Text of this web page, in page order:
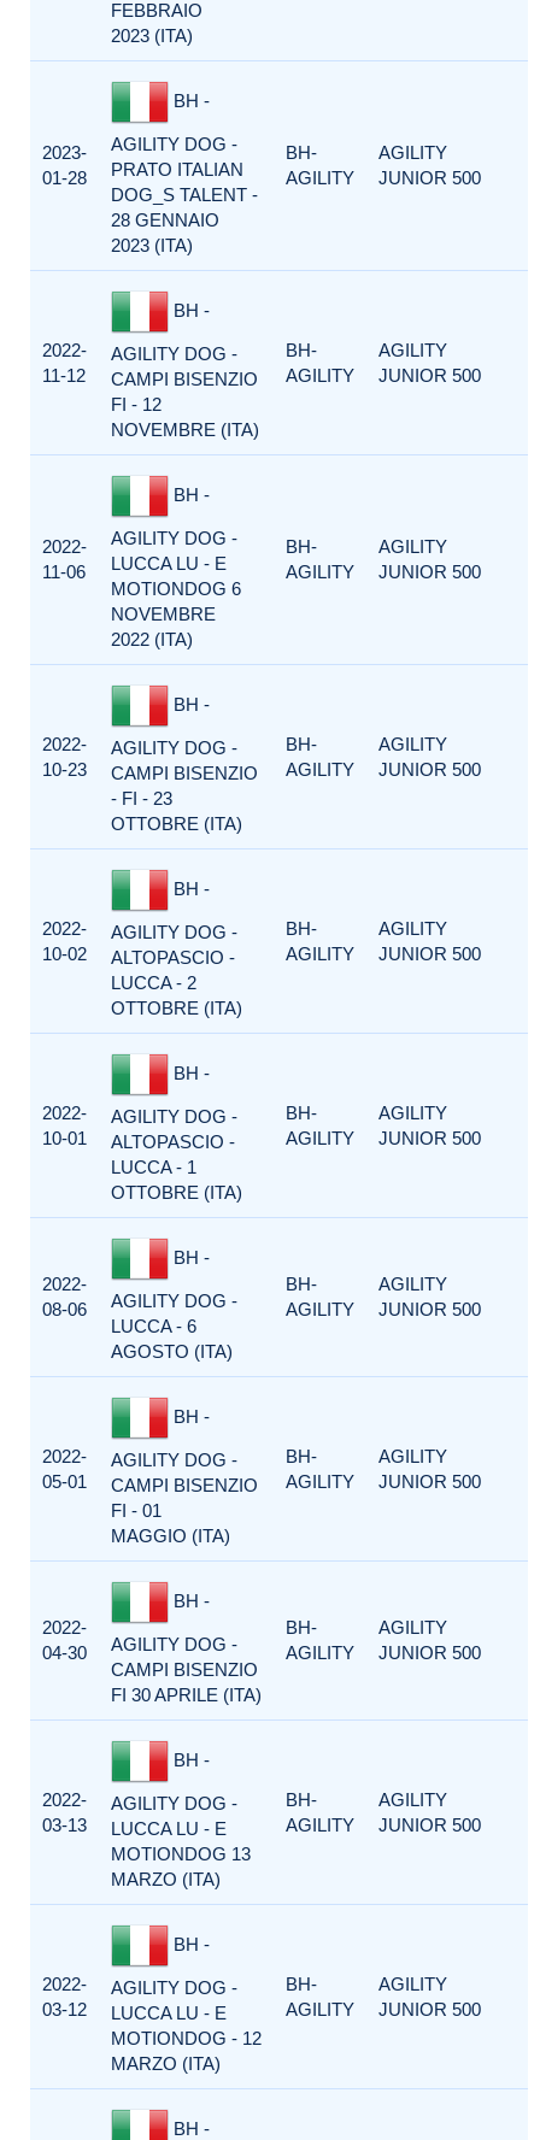
FEBBRAIO
2023 (ITA)
2023-
01-28
BH -
AGILITY DOG -
PRATO ITALIAN
DOG_S TALENT -
28 GENNAIO
2023 (ITA)
BH-
AGILITY
AGILITY
JUNIOR 500
2022-
11-12
BH -
AGILITY DOG -
CAMPI BISENZIO
FI - 12
NOVEMBRE (ITA)
BH-
AGILITY
AGILITY
JUNIOR 500
2022-
11-06
BH -
AGILITY DOG -
LUCCA LU - E
MOTIONDOG 6
NOVEMBRE
2022 (ITA)
BH-
AGILITY
AGILITY
JUNIOR 500
2022-
10-23
BH -
AGILITY DOG -
CAMPI BISENZIO
- FI - 23
OTTOBRE (ITA)
BH-
AGILITY
AGILITY
JUNIOR 500
2022-
10-02
BH -
AGILITY DOG -
ALTOPASCIO -
LUCCA - 2
OTTOBRE (ITA)
BH-
AGILITY
AGILITY
JUNIOR 500
2022-
10-01
BH -
AGILITY DOG -
ALTOPASCIO -
LUCCA - 1
OTTOBRE (ITA)
BH-
AGILITY
AGILITY
JUNIOR 500
2022-
08-06
BH -
AGILITY DOG -
LUCCA - 6
AGOSTO (ITA)
BH-
AGILITY
AGILITY
JUNIOR 500
2022-
05-01
BH -
AGILITY DOG -
CAMPI BISENZIO
FI - 01
MAGGIO (ITA)
BH-
AGILITY
AGILITY
JUNIOR 500
2022-
04-30
BH -
AGILITY DOG -
CAMPI BISENZIO
FI 30 APRILE (ITA)
BH-
AGILITY
AGILITY
JUNIOR 500
2022-
03-13
BH -
AGILITY DOG -
LUCCA LU - E
MOTIONDOG 13
MARZO (ITA)
BH-
AGILITY
AGILITY
JUNIOR 500
2022-
03-12
BH -
AGILITY DOG -
LUCCA LU - E
MOTIONDOG - 12
MARZO (ITA)
BH-
AGILITY
AGILITY
JUNIOR 500
BH -